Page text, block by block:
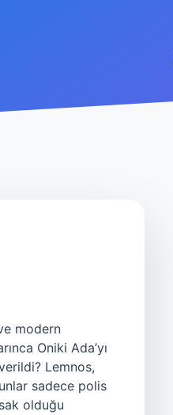
modern
Oniki Ada’yı
Lemnos,
sadece polis
olduğu